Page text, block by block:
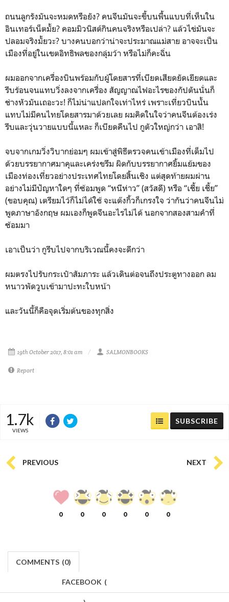
ถนนลูกรังมันจะหมดหรือยัง? คนจีนมันจะขี้บนพื้นแบบที่เห็นใน
อินเทอร์เน็ตมั้ย? คอมมิวนิสต์กินคนจริงหรือเปล่า? แล้วไข่มันจะ
ปลอมจริงมั้ยวะ? บางคนบอกว่าน่าจะประมาณแม่สาย อาจจะเป็น
เมืองที่อยู่ในเขตอิทธิพลของกลุ่มว้า หรือไม่ก็คะฉิ่น
ผมออกจากเครื่องบินพร้อมกับผู้โดยสารที่เบียดเสียดยัดเยียดและ
รีบร้อนจนแทบวิ่งลงจากเครื่อง สัญญาณไฟอะไรของกัปตันนั่นก็
ช่างหัวมันเถอะวะ! ก็ไม่น่าแปลกใจเท่าไหร่ เพราะเที่ยวบินนั้น
แทบไม่มีคนไทยโดยสารมาด้วยเลย ผมคิดในใจว่าคนจีนต้องเร่ง
รีบและวุ่นวายแบบนี้แหละ ก็เบียดคืนไป กูตัวใหญ่กว่า เอาสิ!
จบจากเกมวิ่งวิบากย่อมๆ ผมเข้าสู่พิธีตรวจคนเข้าเมืองที่เต็มไป
ด้วยบรรยากาศมาคุและเคร่งขรึม ผิดกับบรรยากาศยิ้มแย้มของ
เมืองท่องเที่ยวอย่างประเทศไทยโดยสิ้นเชิง แต่สุดท้ายผมผ่าน
อย่างไม่มีปัญหาใดๆ ที่ซ้อมพูด “หนีห่าว” (สวัสดี) หรือ “เชี้ย เชี้ย”
(ขอบคุณ) เตรียมไว้ก็ไม่ได้ใช้ จะแต๊งกิ้วก็เกรงใจ ว่ากันว่าคนจีนไม่
พูดภาษาอังกฤษ ผมเองก็พูดจีนอะไรไม่ได้ นอกจากสองสามคำที่
ซ้อมมา
เอาเป็นว่า กูรีบไปจากบริเวณนี้คงจะดีกว่า
ผมตรงไปรับกระเป๋าสัมภาระ แล้วเดินต่อจนถึงประตูทางออก ลม
หนาวพัดวูบเข้ามาปะทะใบหน้า
และวันนี้ก็คือจุดเริ่มต้นของทุกสิ่ง
19th October 2017, 8:01 am SALMONBOOKS
Report
1.7k
VIEWS
SUBSCRIBE
PREVIOUS NEXT
0 0 0 0 0 0
COMMENTS (0)
FACEBOOK (